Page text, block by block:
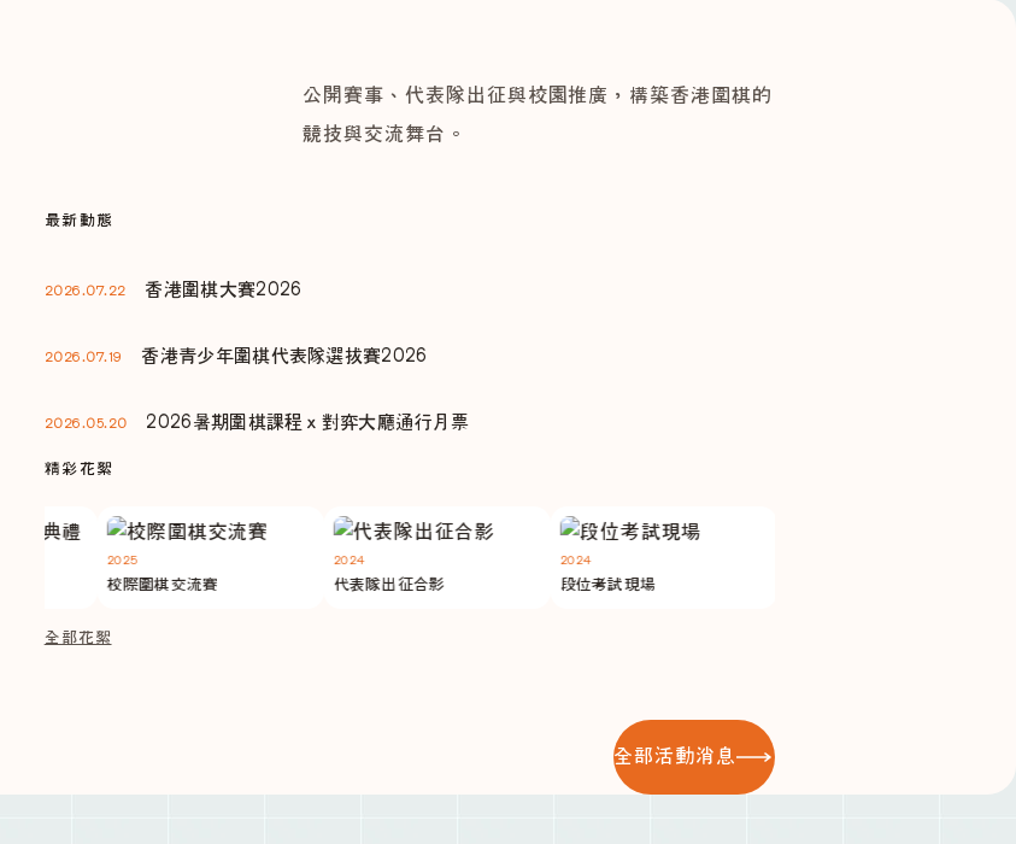
公開賽事、代表隊出征與校園推廣，構築香港圍棋的
競技與交流舞台。
香港青少年圍棋代表隊選拔賽
2026
最新動態
2026.07.22 香港圍棋大賽2026
2026.07.19 香港青少年圍棋代表隊選拔賽2026
2026.05.20 2026暑期圍棋課程ｘ對弈大廳通行月票
精彩花絮
校際圍棋交流賽 代表隊出征合影 段位考試現場
全部花絮
全部活動消息